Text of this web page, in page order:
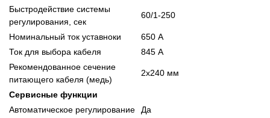
Быстродействие системы
регулирования, сек
60/1-250
Номинальный ток уставноки
650 А
Ток для выбора кабеля
845 А
Рекомендованное сечение
питающего кабеля (медь)
2x240 мм
Сервисные функции
Автоматическое регулирование
Да